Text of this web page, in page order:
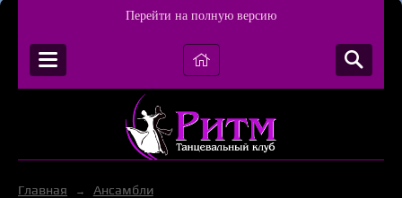
Перейти на полную версию
Главная → Ансамбли